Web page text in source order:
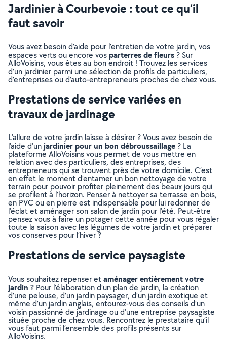
Jardinier à Courbevoie : tout ce qu’il
faut savoir
Vous avez besoin d’aide pour l’entretien de votre jardin, vos
espaces verts ou encore vosparterres de fleurs? Sur
AlloVoisins, vous êtes au bon endroit ! Trouvez les services
d’un jardinier parmi une sélection de profils de particuliers,
d’entreprises ou d’auto-entrepreneurs proches de chez vous.
Prestations de service variées en
travaux de jardinage
L’allure de votre jardin laisse à désirer ? Vous avez besoin de
l’aide d’unjardinier pour un bon débroussaillage? La
plateforme AlloVoisins vous permet de vous mettre en
relation avec des particuliers, des entreprises, des
entrepreneurs qui se trouvent près de votre domicile. C’est
en effet le moment d’entamer un bon nettoyage de votre
terrain pour pouvoir profiter pleinement des beaux jours qui
se profilent à l’horizon. Penser à nettoyer sa terrasse en bois,
en PVC ou en pierre est indispensable pour lui redonner de
l’éclat et aménager son salon de jardin pour l’été. Peut-être
pensez vous à faire un potager cette année pour vous régaler
toute la saison avec les légumes de votre jardin et préparer
vos conserves pour l’hiver ?
Prestations de service paysagiste
Vous souhaitez repenser etaménager entièrement votre
jardin ? Pour l’élaboration d’un plan de jardin, la création
d’une pelouse, d’un jardin paysager, d’un jardin exotique et
même d’un jardin anglais, entourez-vous des conseils d’un
voisin passionné de jardinage ou d’une entreprise paysagiste
située proche de chez vous. Rencontrez le prestataire qu’il
vous faut parmi l’ensemble des profils présents sur
AlloVoisins.